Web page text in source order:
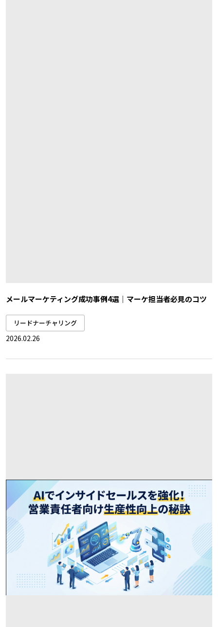
メールマーケティング成功事例4選｜マーケ担当者必見のコツ
リードナーチャリング
2026.02.26